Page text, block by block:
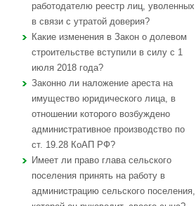
работодателю реестр лиц, уволенных
в связи с утратой доверия?
Какие изменения в Закон о долевом
строительстве вступили в силу с 1
июля 2018 года?
Законно ли наложение ареста на
имущество юридического лица, в
отношении которого возбуждено
административное производство по
ст. 19.28 КоАП РФ?
Имеет ли право глава сельского
поселения принять на работу в
администрацию сельского поселения,